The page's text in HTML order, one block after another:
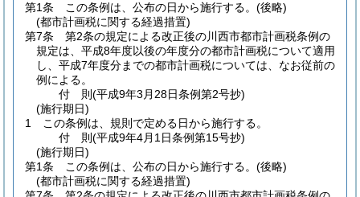
第1条
この条例は、公布の日から施行する。 (後略)
(都市計画税に関する経過措置)
第7条
第2条の規定による改正後の川西市都市計画税条例の
規定は、平成8年度以後の年度分の都市計画税について適用
し、平成7年度分までの都市計画税については、なお従前の
例による。
付 則(平成9年3月28日条例第2号抄)
(施行期日)
1
この条例は、規則で定める日から施行する。
付 則(平成9年4月1日条例第15号抄)
(施行期日)
第1条
この条例は、公布の日から施行する。 (後略)
(都市計画税に関する経過措置)